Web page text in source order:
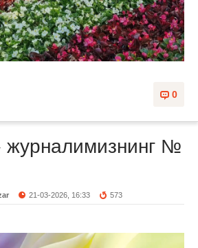
0
№
21-03-2026, 16:33 573